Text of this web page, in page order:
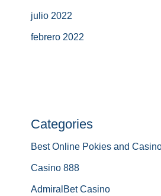
julio 2022
febrero 2022
Categories
Best Online Pokies and
Casino 888
AdmiralBet Casino